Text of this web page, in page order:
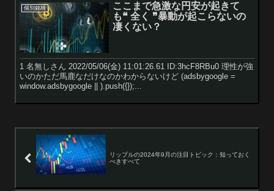
個別銘柄
ここまで急激な円安が起きて
も❝ 全く ❞暴動が起こらないの
凄くない？
1 名無しさん 2022/05/06(金) 11:01:26.61 ID:3hcF8RBu0 理性が強
いのかただ馬鹿なだけなのかわからないけど (adsbygoogle =
window.adsbygoogle || ).push({});...
リップルの2024年9月の注目トピック：知っておく
べきすべて